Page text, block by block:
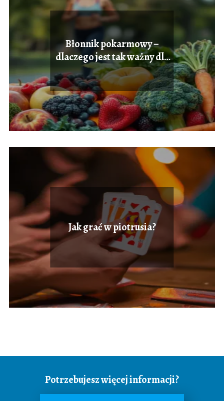
Błonnik pokarmowy –
dlaczego jest tak ważny dla
naszego zdrowia
Jak grać w piotrusia?
Potrzebujesz więcej informacji?